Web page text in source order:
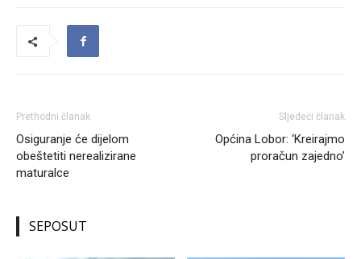
Prethodni članak
Osiguranje će dijelom
obeštetiti nerealizirane
maturalce
Sljedeći članak
Općina Lobor: ‘Kreirajmo
proračun zajedno’
SEPOSUT